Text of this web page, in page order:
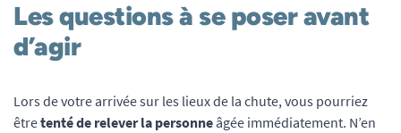
Les questions à se poser avant
d’agir
Lors de votre arrivée sur les lieux de la chute, vous pourriez
êtretenté de relever la personne âgée immédiatement. N’en